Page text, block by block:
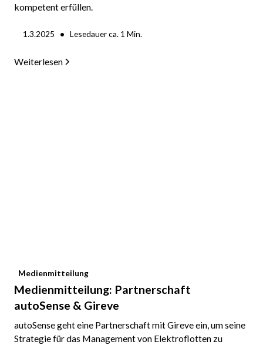
kompetent erfüllen.
1.3.2025 • Lesedauer ca. 1 Min.
Weiterlesen
Medienmitteilung
Medienmitteilung: Partnerschaft
autoSense & Gireve
autoSense geht eine Partnerschaft mit Gireve ein, um seine
Strategie für das Management von Elektroflotten zu